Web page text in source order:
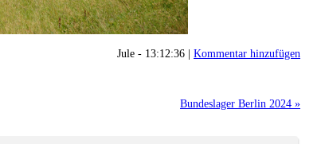
Jule - 13:12:36 | Kommentar hinzufügen
Bundeslager Berlin 2024 »